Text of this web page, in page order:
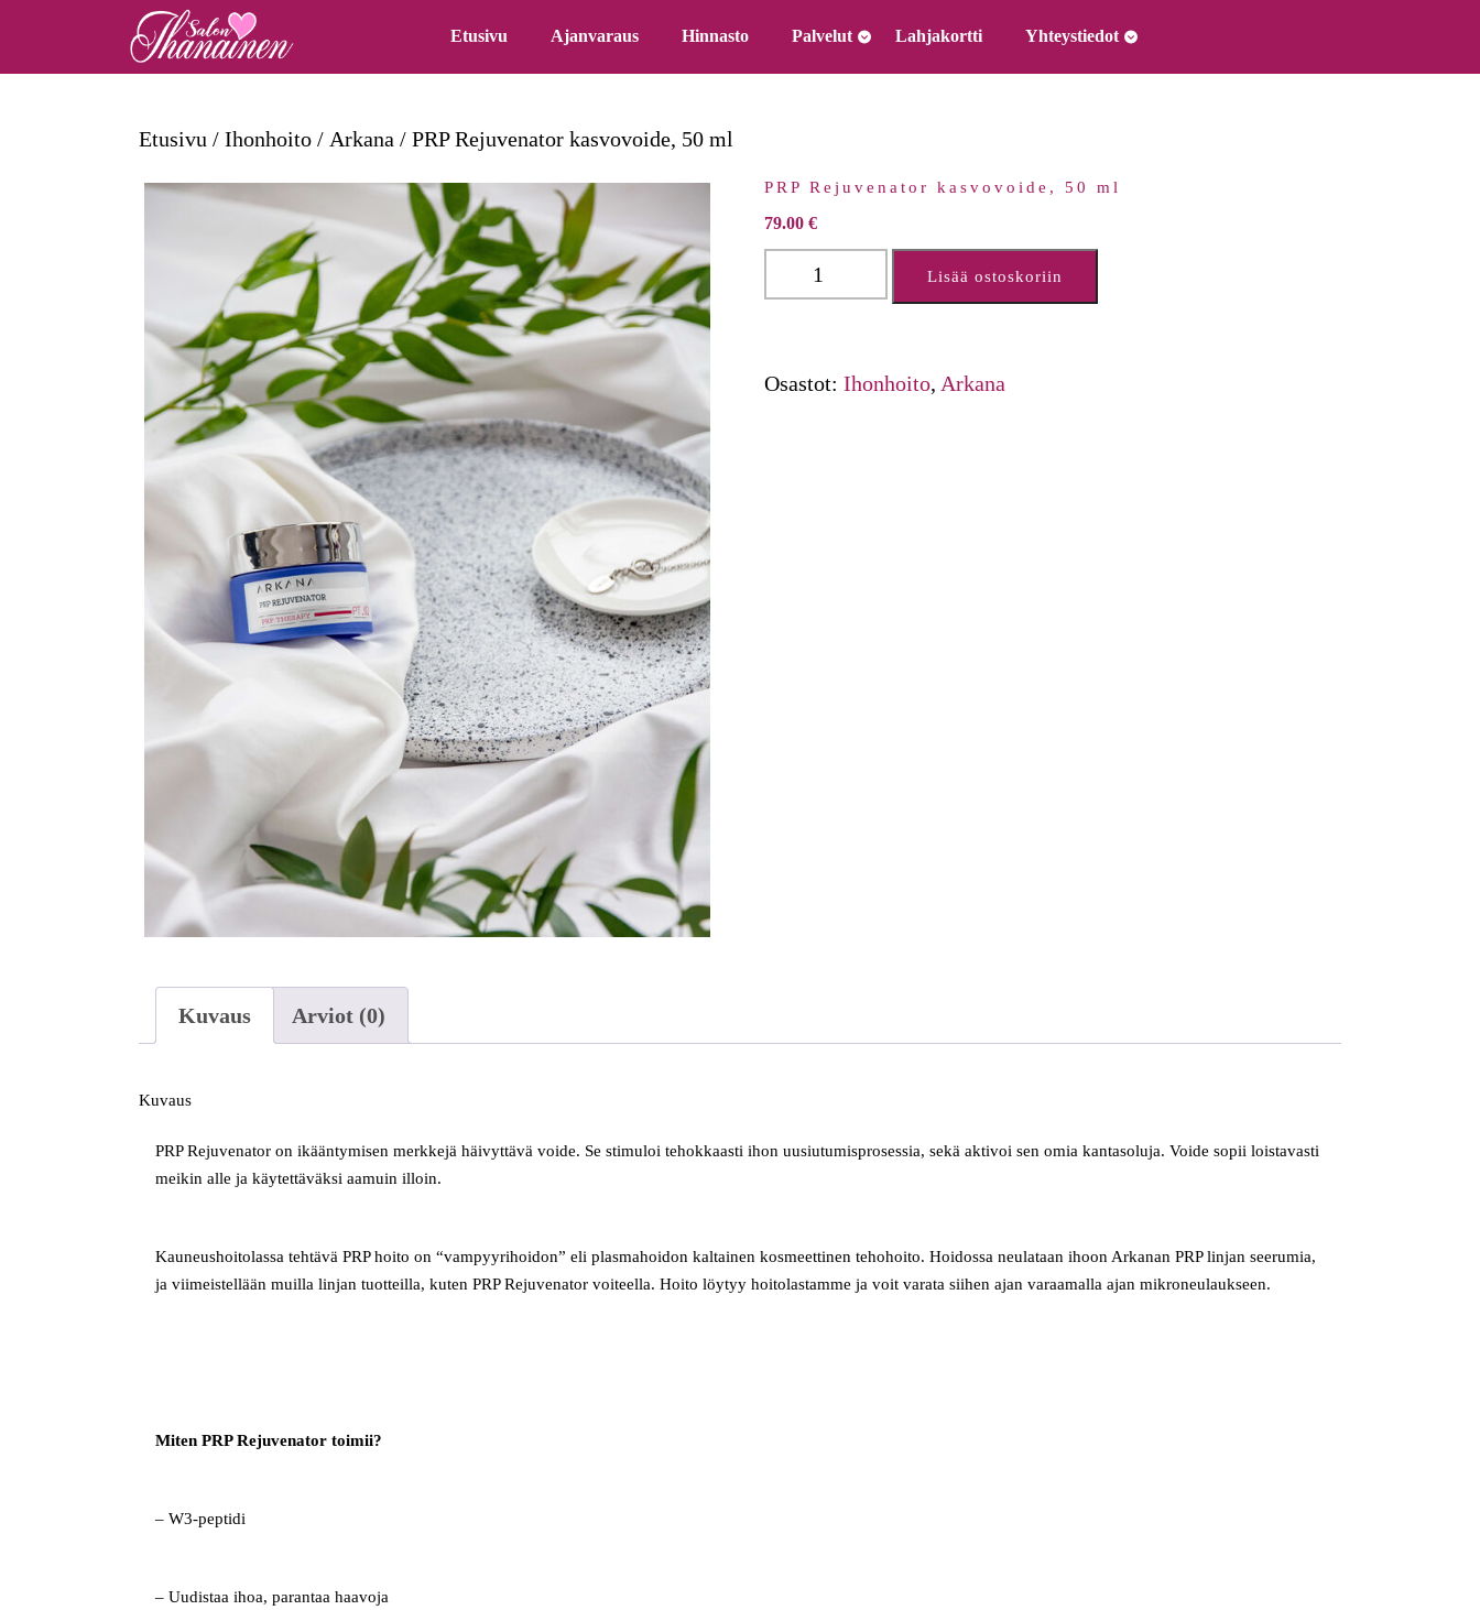
content
Etusivu Ajanvaraus Hinnasto Palvelut Lahjakortti Yhteystiedot
Etusivu / Ihonhoito / Arkana / PRP Rejuvenator kasvovoide, 50 ml
PRP Rejuvenator kasvovoide, 50 ml
79.00 €
Rejuvenator
ml
Lisää ostoskoriin
Osastot: Ihonhoito, Arkana
Kuvaus Arviot (0)
Kuvaus
PRP Rejuvenator on ikääntymisen merkkejä häivyttävä voide. Se stimuloi tehokkaasti ihon uusiutumisprosessia, sekä aktivoi sen omia kantasoluja. Voide sopii loistavasti
meikin alle ja käytettäväksi aamuin illoin.
Kauneushoitolassa tehtävä PRP hoito on “vampyyrihoidon” eli plasmahoidon kaltainen kosmeettinen tehohoito. Hoidossa neulataan ihoon Arkanan PRP linjan seerumia,
ja viimeistellään muilla linjan tuotteilla, kuten PRP Rejuvenator voiteella. Hoito löytyy hoitolastamme ja voit varata siihen ajan varaamalla ajan mikroneulaukseen.
Miten PRP Rejuvenator toimii?
– W3-peptidi
– Uudistaa ihoa, parantaa haavoja